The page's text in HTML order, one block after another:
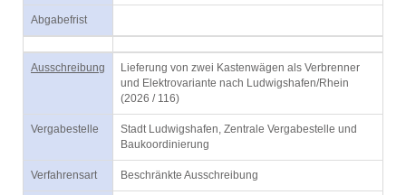
Abgabefrist
Ausschreibung
Lieferung von zwei Kastenwägen als Verbrenner
und Elektrovariante nach Ludwigshafen/Rhein
(2026 / 116)
Vergabestelle
Stadt Ludwigshafen, Zentrale Vergabestelle und
Baukoordinierung
Verfahrensart Beschränkte Ausschreibung